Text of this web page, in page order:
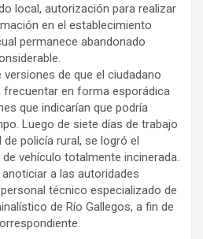
local, autorización para realizar
en el establecimiento
permanece abandonado
de que el ciudadano
frecuentar en forma esporádica
que indicarían que podría
Luego de siete días de trabajo
policía rural, se logró el
vehículo totalmente incinerada.
a las autoridades
técnico especializado de
de Río Gallegos, a fin de